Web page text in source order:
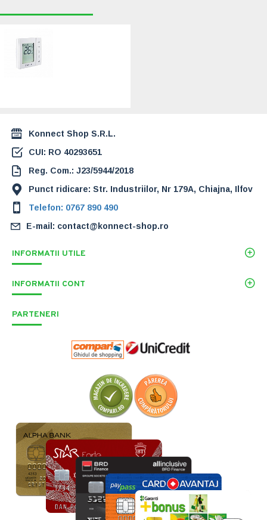
Konnect Shop S.R.L.
CUI: RO 40293651
Reg. Com.: J23/5944/2018
Punct ridicare: Str. Industriilor, Nr 179A, Chiajna, Ilfov
Telefon: 0767 890 490
E-mail: contact@konnect-shop.ro
INFORMATII UTILE
INFORMATII CONT
PARTENERI